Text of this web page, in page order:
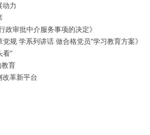
动力
审批中介服务事项的决定》
规 学系列讲话 做合格党员”学习教育方案》
看”
育
改革新平台